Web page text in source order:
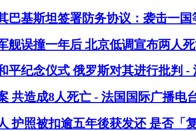
巴基斯坦签署防务协议：袭击一
舰误撞一年后 北京低调宣布两人
平纪念仪式 俄罗斯对其进行批判 -
共造成8人死亡 - 法国国际广播电
护照被扣逾五年後获发还 是否「